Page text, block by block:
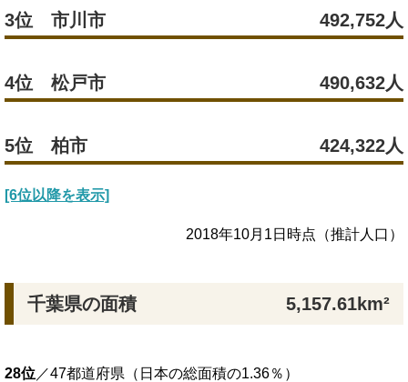
3位 市川市 492,752人
4位 松戸市 490,632人
5位 柏市 424,322人
[6位以降を表示]
2018年10月1日時点（推計人口）
千葉県の面積 5,157.61km²
28位／47都道府県（日本の総面積の1.36％）